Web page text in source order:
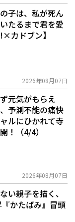
子は、私が死ん
たるまで君を愛
カドブン】
2026年08月07日
元気がもらえ
予測不能の痛快
ルにひかれて寺
！（4/4）
2026年08月07日
い親子を描く、
『かたばみ』冒頭